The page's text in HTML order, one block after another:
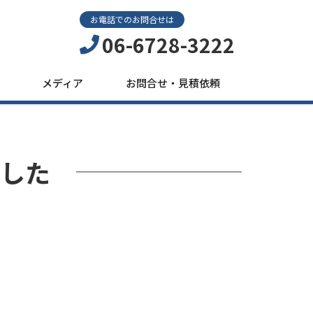
お電話でのお問合せは
06-6728-3222
メディア お問合せ・見積依頼
た